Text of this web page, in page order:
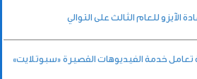
الآيزو للعام الثالث على التوالي
خدمة الفيديوهات القصيرة «سبوتلايت»